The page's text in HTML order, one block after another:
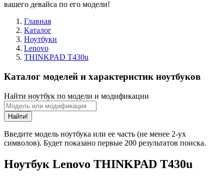
вашего девайса по его модели!
Главная
Каталог
Ноутбуки
Lenovo
THINKPAD T430u
Каталог моделей и характеристик ноутбуков
Найти ноутбук по модели и модификации
Найти!
Введите модель ноутбука или ее часть (не менее 2-ух
символов). Будет показано первые 200 результатов поиска.
Ноутбук Lenovo THINKPAD T430u